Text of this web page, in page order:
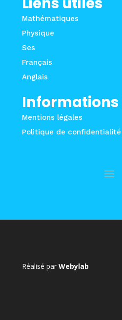
Mathématiques
Physique
Ses
Français
Anglais
Informations
Mentions légales
Politique de confidentialité
Réalisé par Webylab